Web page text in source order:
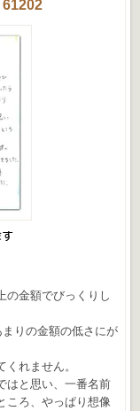
61202
の金額でびっくりし
りの金額の低さにが
れません。
はと思い、一番名前
ころ、やっぱり想像